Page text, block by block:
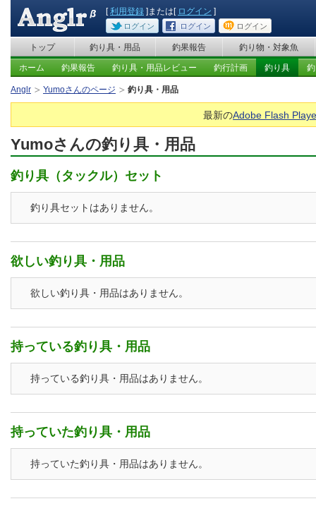
[利用登録 ]または[ ログイン ]
ログイン ログイン ログイン
トップ 釣り具・用品 釣果報告 釣り物・対象魚
ホーム 釣果報告 釣り具・用品レビュー 釣行計画 釣り具
Anglr Yumoさんのページ 釣り具・用品
最新のAdobe Flash
Yumoさんの釣り具・用品
釣り具（タックル）セット
釣り具セットはありません。
欲しい釣り具・用品
欲しい釣り具・用品はありません。
持っている釣り具・用品
持っている釣り具・用品はありません。
持っていた釣り具・用品
持っていた釣り具・用品はありません。